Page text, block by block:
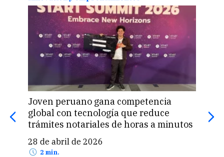
Joven peruano gana competencia
global con tecnología que reduce
trámites notariales de horas a minutos
28 de abril de 2026
2 min.